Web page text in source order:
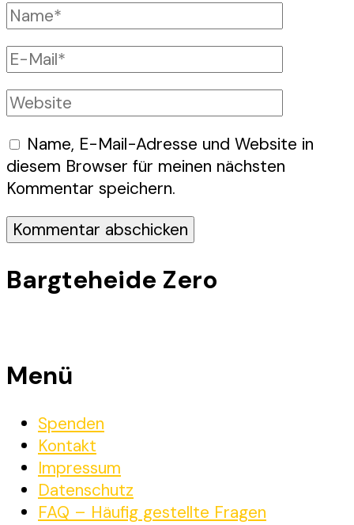
Vollständiger
Name
E-
Mail
Website
Name, E-Mail-Adresse und Website in
diesem Browser für meinen nächsten
Kommentar speichern.
Bargteheide Zero
Menü
Spenden
Kontakt
Impressum
Datenschutz
FAQ – Häufig gestellte Fragen